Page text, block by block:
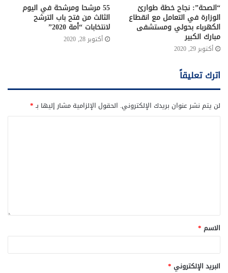
“الصحة”: نجاح خطة طوارئ
الوزارة في التعامل مع انقطاع
الكهرباء بحولي ومستشفى
مبارك الكبير
أكتوبر 29, 2020
55 مرشحا ومرشحة في اليوم
الثالث من فتح باب الترشح
لانتخابات “أمة 2020”
أكتوبر 28, 2020
اترك تعليقاً
لن يتم نشر عنوان بريدك الإلكتروني. الحقول الإلزامية مشار إليها بـ*
الاسم *
البريد الإلكتروني *